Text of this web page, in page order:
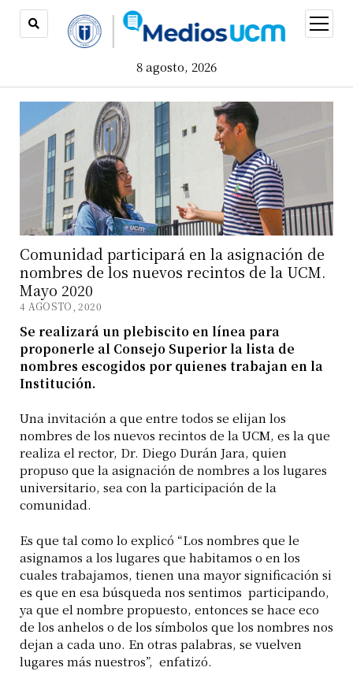
8 agosto, 2026
open
menu
Comunidad participará en la asignación de
nombres de los nuevos recintos de la UCM.
Mayo 2020
4 AGOSTO, 2020
Se realizará un plebiscito en línea para
proponerle al Consejo Superior la lista de
nombres escogidos por quienes trabajan en la
Institución.
Una invitación a que entre todos se elijan los
nombres de los nuevos recintos de la UCM, es la que
realiza el rector, Dr. Diego Durán Jara, quien
propuso que la asignación de nombres a los lugares
universitario, sea con la participación de la
comunidad.
Es que tal como lo explicó “Los nombres que le
asignamos a los lugares que habitamos o en los
cuales trabajamos, tienen una mayor significación si
es que en esa búsqueda nos sentimos participando,
ya que el nombre propuesto, entonces se hace eco
de los anhelos o de los símbolos que los nombres nos
dejan a cada uno. En otras palabras, se vuelven
lugares más nuestros”, enfatizó.